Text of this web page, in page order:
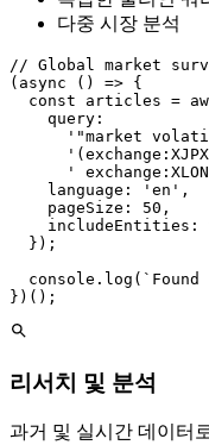
다중 시장 분석
// Global market
(async () => {
const articles =
    query:
'"market
'
    language: 'en',
    pageSize: 50,
includeEntities:
  });
console.log(`Found
})();
리서치 및 분석
과거 및 실시간 데이터